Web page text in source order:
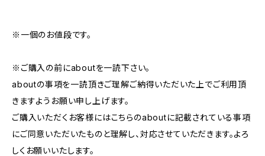
※一個のお値段です。
※ご購入の前にaboutを一読下さい。
aboutの事項を一読頂きご理解ご納得いただいた上でご利用頂
きますようお願い申し上げます。
ご購入いただくお客様にはこちらのaboutに記載されている事項
にご同意いただいたものと理解し、対応させていただきます。よろ
しくお願いいたします。